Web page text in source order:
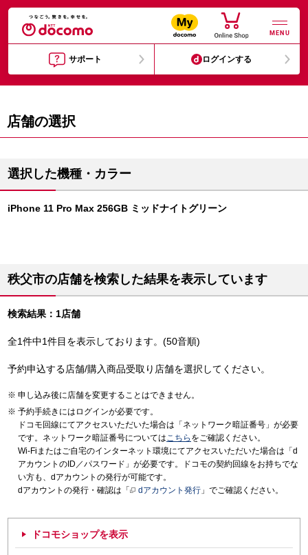
MENU
サポート ログインする
店舗の選択
選択した機種・カラー
iPhone 11 Pro Max 256GB ミッドナイトグリーン
秩父市の店舗を検索した結果を表示しています
検索結果：1店舗
全1件中1件目を表示しております。(50音順)
予約申込する店舗/購入商品受取り店舗を選択してください。
申し込み後に店舗を変更することはできません。
予約手続きにはログインが必要です。
ドコモ回線にてアクセスいただいた場合は「ネットワーク暗証番号」が必要
です。ネットワーク暗証番号についてはこちら をご確認ください。
Wi-Fiまたはご自宅のインターネット環境にてアクセスいただいた場合は「d
アカウントのID／パスワード」が必要です。ドコモの契約回線をお持ちでな
い方も、dアカウントの発行が可能です。
dアカウントの発行・確認は「
dアカウント発行 」でご確認ください。
ドコモショップを表示